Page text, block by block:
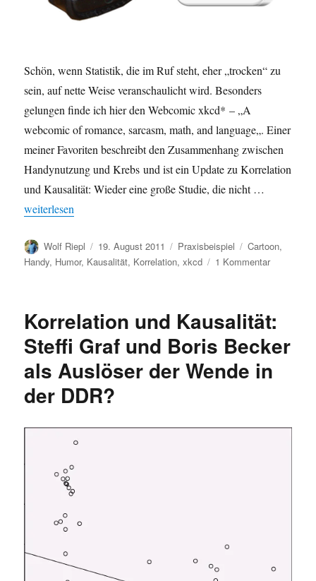
Schön, wenn Statistik, die im Ruf steht, eher „trocken“ zu
sein, auf nette Weise veranschaulicht wird. Besonders
gelungen finde ich hier den Webcomic xkcd* – „A
webcomic of romance, sarcasm, math, and language„. Einer
meiner Favoriten beschreibt den Zusammenhang zwischen
Handynutzung und Krebs und ist ein Update zu Korrelation
und Kausalität: Wieder eine große Studie, die nicht …
„Korrelation – Cartoon: Krebs verursacht Handies“
weiterlesen
Autor
Wolf Riepl
Veröffentlicht
am
19. August 2011 Kategorien
Praxisbeispiel Schlagwörter
Cartoon,
Handy, Humor, Kausalität, Korrelation,xkcd 1 Kommentarzu
Krebs
Handies
Korrelation und Kausalität:
Steffi Graf und Boris Becker
als Auslöser der Wende in
der DDR?